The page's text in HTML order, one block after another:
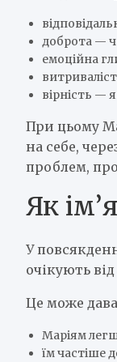
доброта —
емоційна
вірність —
При цьому
на себе,
проблем,
Як
У
очікують
Це може
Маріям
їм частіше